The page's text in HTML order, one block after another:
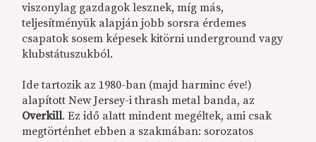
viszonylag gazdagok lesznek, míg más,
teljesítményük alapján jobb sorsra érdemes
csapatok sosem képesek kitörni underground vagy
klubstátuszukból.
Ide tartozik az 1980-ban (majd harminc éve!)
alapított New Jersey-i thrash metal banda, az
Overkill. Ez idő alatt mindent megéltek, ami csak
megtörténhet ebben a szakmában: sorozatos